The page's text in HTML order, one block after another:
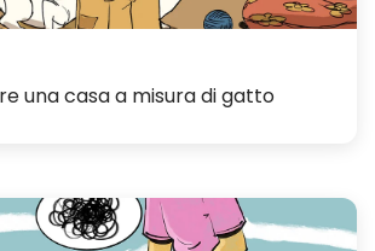
una casa a misura di gatto